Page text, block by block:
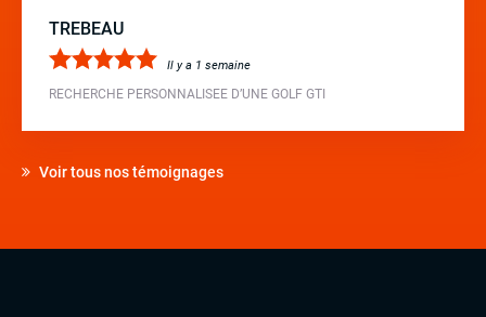
TREBEAU
Il y a 1 semaine
RECHERCHE PERSONNALISEE D’UNE GOLF GTI
Voir tous nos témoignages